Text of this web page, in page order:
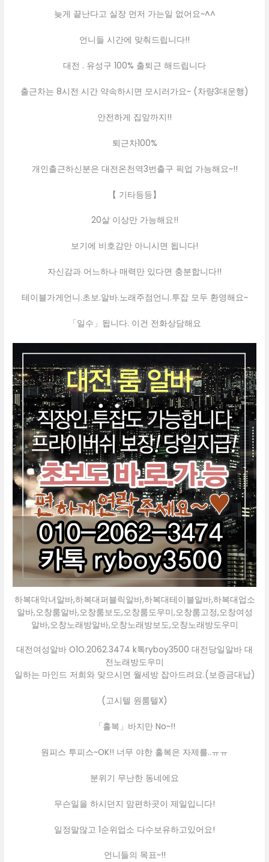
늦게 끝난다고 실장 먼저 가는일 없어요~^^
언니들 시간에 맞춰드립니다!!
대전 . 유성구 100% 출퇴근 해드립니다
출근차는 8시전 시간 약속하시면 모시러가요~ (차량3대운행)
안전하게 집앞까지!!
퇴근차100%
개인출근하신분은 대전온천역3번출구 픽업 가능해요~!!
【 기타등등】
20살 이상만 가능해요!!
보기에 비호감만 아니시면 됩니다!
자신감과 어느하나 매력만 있다면 충분합니다!!
테이블가게언니.초보.알바.노래주점언니.투잡 모두 환영해요~
「일수」됩니다. 이건 전화상담해요
하복대악녀알바,하복대퍼블릭알바,하복대테이블알바,하복대업소
알바,오창룸알바,오창룸보도,오창룸도우미,오창룸고정,오창여성
알바,오창노래방알바,오창노래방보도,오창노래방도우미
대전여성알바 O1O.2062.3474 k톡ryboy3500 대전당일알바 대
전노래방도우미
일하는 마인드 저희와 맞으시면 월세방 잡아드려요.(보증금대납)
(고시텔 원룸텔X)
「홀복」바지만 No~!!
원피스 투피스~OK!! 너무 야한 홀복은 자제를..ㅠㅠ
분위기 무난한 동네에요
무슨일을 하시던지 맘편하곳이 제일입니다!
일정말많고 1순위업소 다수보유하고있어요!
언니들의 목표~!!